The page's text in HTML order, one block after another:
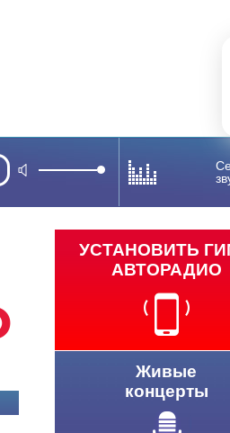
УСТАНОВИТЬ
АВТОРАДИО
Живые
концерты